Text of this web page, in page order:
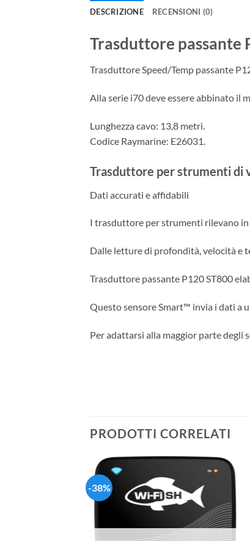
DESCRIZIONE RECENSIONI (0)
Trasduttore passante
Trasduttore Speed/Temp passante
Alla serie i70 deve essere abbinato il
Lunghezza cavo: 13,8 metri.
Codice Raymarine: E26031.
Trasduttore per strumenti di
Dati accurati e affidabili
I trasduttore per strumenti rilevano in
Dalle letture di profondità, velocità e
Trasduttore passante P120 ST800
Questo sensore Smart™ invia i dati a
Per adattarsi alla maggior parte degli
PRODOTTI CORRELATI
-38%
Aggiungi
dei
desideri